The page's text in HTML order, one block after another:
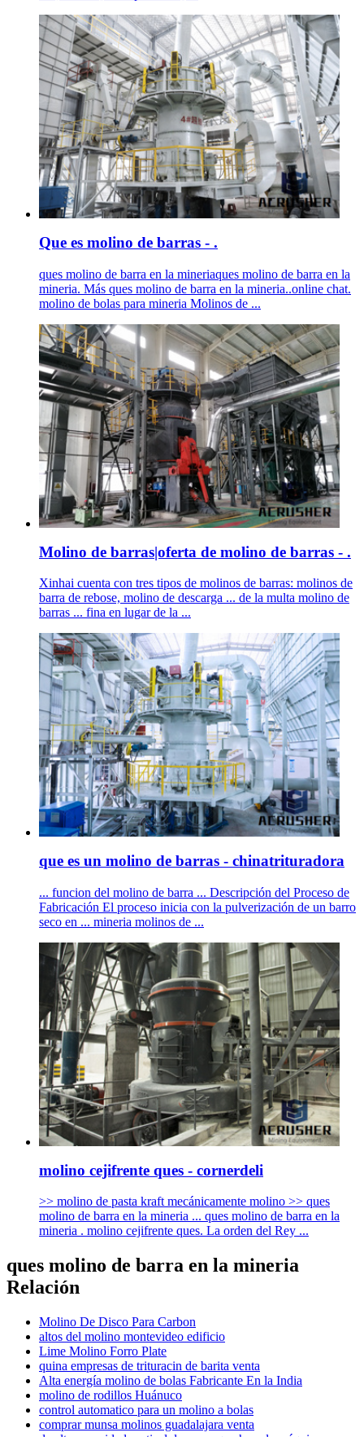
Que es molino de barras - .
ques molino de barra en la mineriaques molino de barra en la
mineria. Más ques molino de barra en la mineria..online chat.
molino de bolas para mineria Molinos de ...
Molino de barras|oferta de molino de barras - .
Xinhai cuenta con tres tipos de molinos de barras: molinos de
barra de rebose, molino de descarga ... de la multa molino de
barras ... fina en lugar de la ...
que es un molino de barras - chinatrituradora
... funcion del molino de barra ... Descripción del Proceso de
Fabricación El proceso inicia con la pulverización de un barro
seco en ... mineria molinos de ...
molino cejifrente ques - cornerdeli
>> molino de pasta kraft mecánicamente molino >> ques
molino de barra en la mineria ... ques molino de barra en la
mineria . molino cejifrente ques. La orden del Rey ...
ques molino de barra en la mineria
Relación
Molino De Disco Para Carbon
altos del molino montevideo edificio
Lime Molino Forro Plate
quina empresas de trituracin de barita venta
Alta energía molino de bolas Fabricante En la India
molino de rodillos Huánuco
control automatico para un molino a bolas
comprar munsa molinos guadalajara venta